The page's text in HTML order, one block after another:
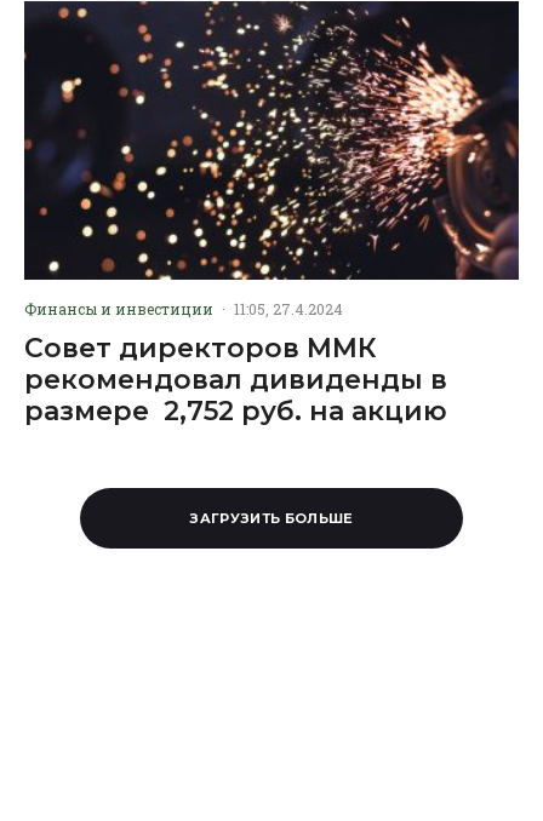
Финансы и инвестиции · 11:05, 27.4.2024
Совет директоров ММК
рекомендовал дивиденды в
размере 2,752 руб. на акцию
ЗАГРУЗИТЬ БОЛЬШЕ